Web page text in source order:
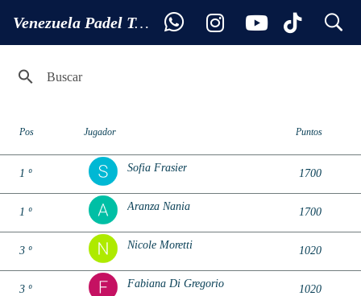
Venezuela Padel Tour search
Ranking 5ª FEMENINA
Pos Jugador Puntos
1 º Sofia Frasier 1700
1 º Aranza Nania 1700
3 º Nicole Moretti 1020
3 º Fabiana Di Gregorio 1020